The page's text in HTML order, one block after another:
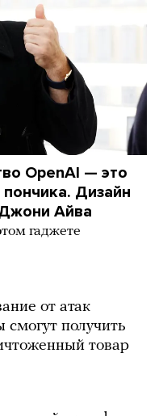
OpenAI — это
Дизайн
Айва
гаджете
от атак
получить
товар